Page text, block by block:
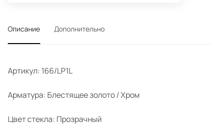
Описание Дополнительно
Артикул: 166/LP1L
Арматура: Блестящее золото / Хром
Цвет стекла: Прозрачный